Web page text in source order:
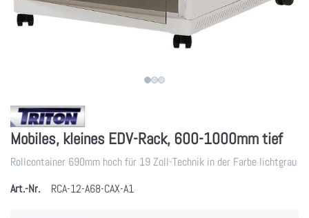
Mobiles, kleines EDV-Rack, 600-1000mm tief
Rollcontainer 690mm hoch für 19 Zoll-Technik in der Farbe lichtgrau
Art.-Nr.
RCA-12-A68-CAX-A1